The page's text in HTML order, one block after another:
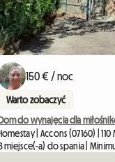
150 € / noc
Warto zobaczyć
Dom do wynajęcia dla
Homestay | Accons (07160) | 110
miejsce(-a) do spania |